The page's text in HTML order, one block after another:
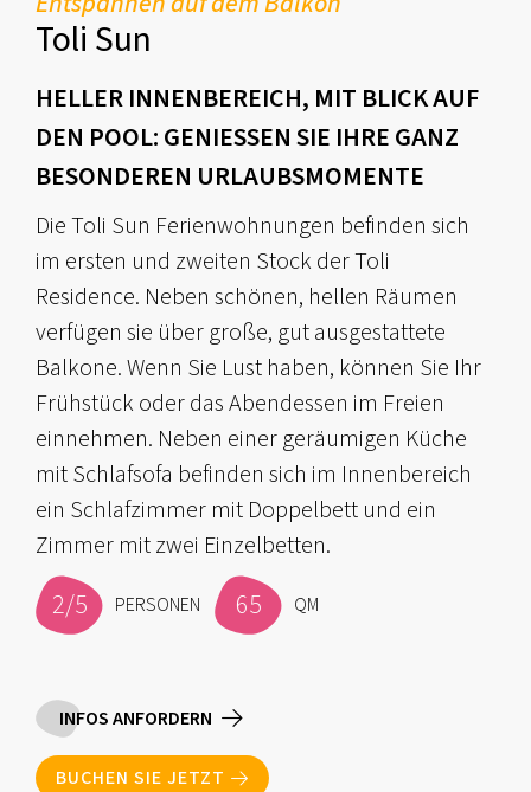
Toli Sun
HELLER INNENBEREICH, MIT BLICK AUF
DEN POOL: GENIESSEN SIE IHRE GANZ B
ESONDEREN URLAUBSMOMENTE
Die Toli Sun Ferienwohnungen befinden sich
im ersten und zweiten Stock der Toli
Residence. Neben schönen, hellen Räumen
verfügen sie über große, gut ausgestattete
Balkone. Wenn Sie Lust haben, können Sie Ihr
Frühstück oder das Abendessen im Freien
einnehmen. Neben einer geräumigen Küche
mit Schlafsofa befinden sich im Innenbereich
ein Schlafzimmer mit Doppelbett und ein
Zimmer mit zwei Einzelbetten.
2/5 PERSONEN 65 QM
INFOS ANFORDERN
BUCHEN SIE JETZT